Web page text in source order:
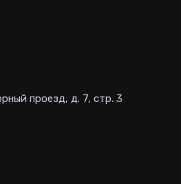
проезд, д. 7, стр. 3